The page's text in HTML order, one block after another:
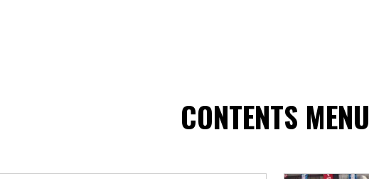
CONTENTS MENU